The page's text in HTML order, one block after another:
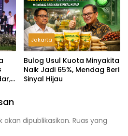
Lapangan, Akan Dibabat
Jakarta
Bulog Usul Kuota Minyakita
Naik Jadi 65%, Mendag Beri
Sinyal Hijau
dipublikasikan. Ruas yang